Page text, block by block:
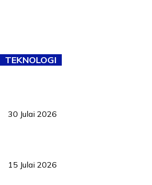
TEKNOLOGI
30 Julai 2026
15 Julai 2026